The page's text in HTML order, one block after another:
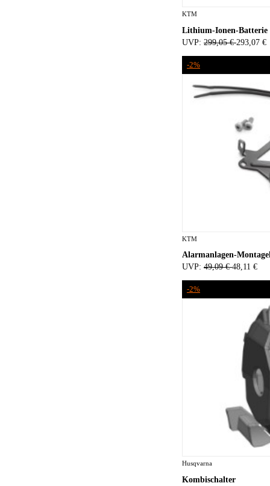
KTM
Lithium-Ionen-
UVP: 299,05 € 293,07 €
-2%
KTM
Alarmanlagen-
UVP: 49,09 € 48,11 €
-2%
Husqvarna
Kombischalter